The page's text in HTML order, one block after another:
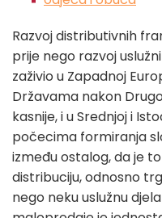
Razvoj distributivnih
prije nego razvoj
zaživio u Zapadnoj
Državama nakon
kasnije, i u Srednjoj i
počecima formiranja
između ostalog, da je
distribuciju, odnosno
nego neku uslužnu